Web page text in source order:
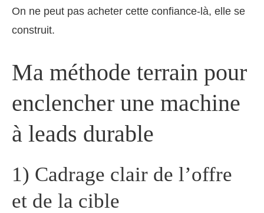
On ne peut pas acheter cette confiance‑là, elle se
construit.
Ma méthode terrain pour
enclencher une machine
à leads durable
1) Cadrage clair de l’offre
et de la cible